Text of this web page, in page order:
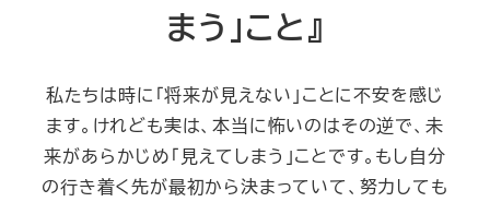
まう」こと』
私たちは時に「将来が見えない」ことに不安を感じ
ます。けれども実は、本当に怖いのはその逆で、未
来があらかじめ「見えてしまう」ことです。もし自分
の行き着く先が最初から決まっていて、努力しても